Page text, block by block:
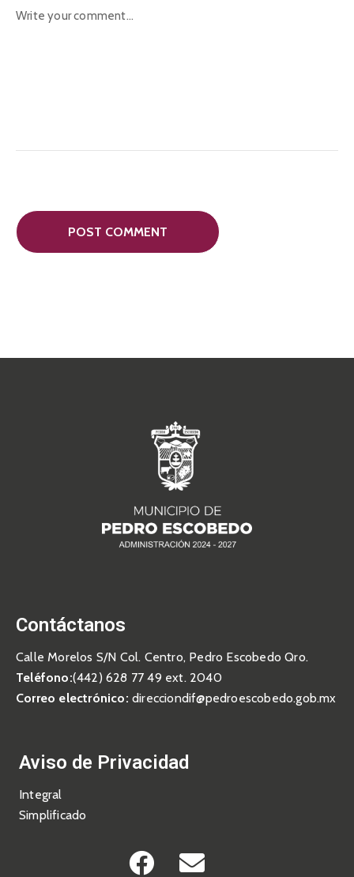
Contáctanos
Calle Morelos S/N Col. Centro, Pedro Escobedo Qro.
Teléfono:(442) 628 77 49 ext. 2040
Correo electrónico: direcciondif@pedroescobedo.gob.mx
Aviso de Privacidad
Integral
Simplificado